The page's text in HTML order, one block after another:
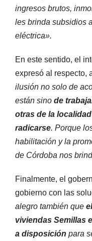
ingresos brutos,
les brinda subsidios
eléctrica».
En este sentido, el
expresó al respecto,
ilusión no solo de
están sino de
otras de la
radicarse. Porque
habilitación y la
de Córdoba nos
Finalmente, el
gobierno con las
alegro también que
viviendas Semillas
a disposición para